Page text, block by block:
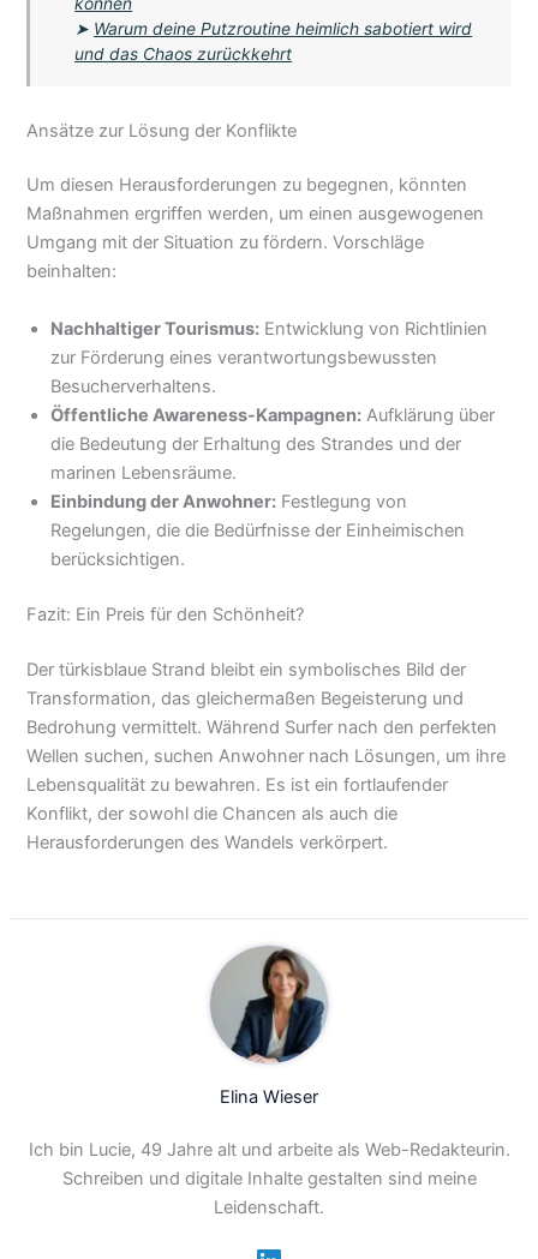
können
➤ Warum deine Putzroutine heimlich sabotiert wird
und das Chaos zurückkehrt
Ansätze zur Lösung der Konflikte
Um diesen Herausforderungen zu begegnen, könnten
Maßnahmen ergriffen werden, um einen ausgewogenen
Umgang mit der Situation zu fördern. Vorschläge
beinhalten:
Nachhaltiger Tourismus: Entwicklung von Richtlinien
zur Förderung eines verantwortungsbewussten
Besucherverhaltens.
Öffentliche Awareness-Kampagnen: Aufklärung über
die Bedeutung der Erhaltung des Strandes und der
marinen Lebensräume.
Einbindung der Anwohner: Festlegung von
Regelungen, die die Bedürfnisse der Einheimischen
berücksichtigen.
Fazit: Ein Preis für den Schönheit?
Der türkisblaue Strand bleibt ein symbolisches Bild der
Transformation, das gleichermaßen Begeisterung und
Bedrohung vermittelt. Während Surfer nach den perfekten
Wellen suchen, suchen Anwohner nach Lösungen, um ihre
Lebensqualität zu bewahren. Es ist ein fortlaufender
Konflikt, der sowohl die Chancen als auch die
Herausforderungen des Wandels verkörpert.
Elina Wieser
Ich bin Lucie, 49 Jahre alt und arbeite als Web-Redakteurin.
Schreiben und digitale Inhalte gestalten sind meine
Leidenschaft.